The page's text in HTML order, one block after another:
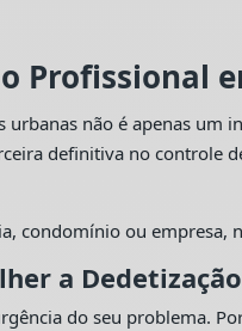
Profissional
urbanas não é apenas um
definitiva no controle
condomínio ou
a
do seu problema.